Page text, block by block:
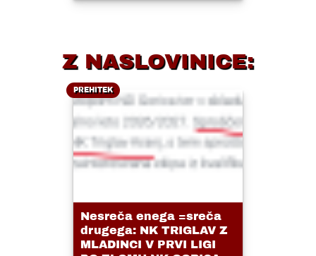
Z NASLOVINICE:
PREHITEK
Nesreča enega =sreča
drugega: NK TRIGLAV Z
MLADINCI V PRVI LIGI